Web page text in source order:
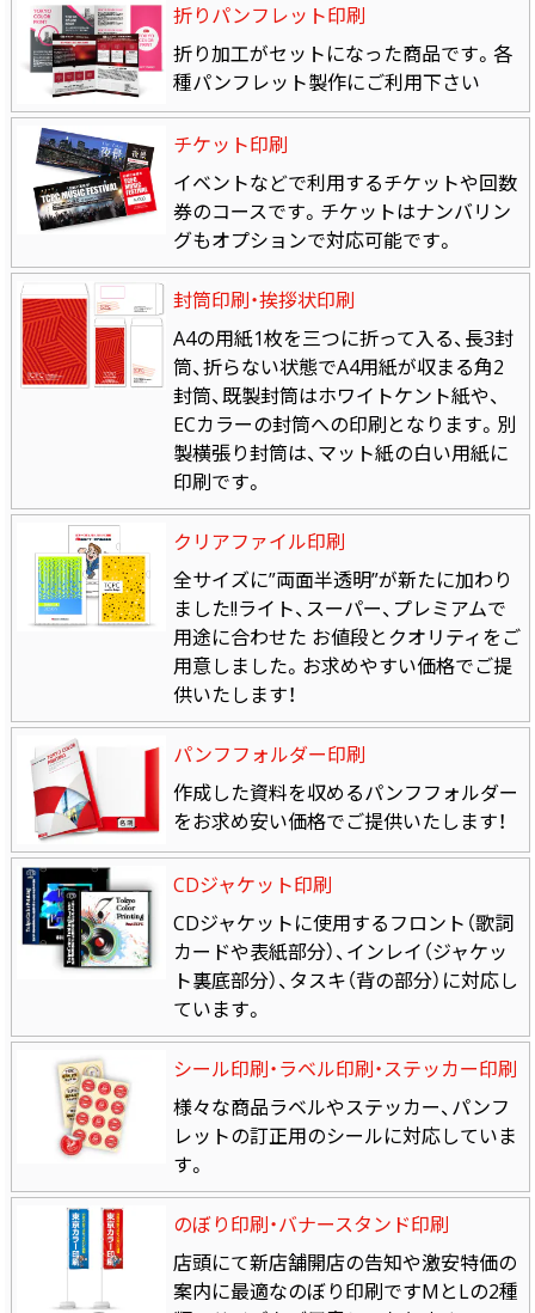
折りパンフレット印刷
折り加工がセットになった商品です。各
種パンフレット製作にご利用下さい
チケット印刷
イベントなどで利用するチケットや回数
券のコースです。チケットはナンバリン
グもオプションで対応可能です。
封筒印刷・挨拶状印刷
A4の用紙1枚を三つに折って入る、長3封
筒、折らない状態でA4用紙が収まる角2
封筒、既製封筒はホワイトケント紙や、
ECカラーの封筒への印刷となります。別
製横張り封筒は、マット紙の白い用紙に
印刷です。
クリアファイル印刷
全サイズに”両面半透明”が新たに加わり
ました!!ライト、スーパー、プレミアムで
用途に合わせた お値段とクオリティをご
用意しました。お求めやすい価格でご提
供いたします！
パンフフォルダー印刷
作成した資料を収めるパンフフォルダー
をお求め安い価格でご提供いたします！
CDジャケット印刷
CDジャケットに使用するフロント（歌詞
カードや表紙部分）、インレイ（ジャケッ
ト裏底部分）、タスキ（背の部分）に対応し
ています。
シール印刷・ラベル印刷・ステッカー印刷
様々な商品ラベルやステッカー、パンフ
レットの訂正用のシールに対応していま
す。
のぼり印刷・バナースタンド印刷
店頭にて新店舗開店の告知や激安特価の
案内に最適なのぼり印刷ですMとLの2種